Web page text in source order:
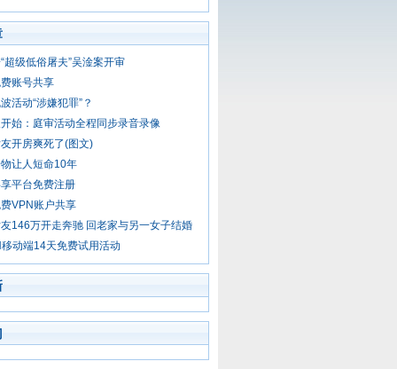
超级低俗屠夫”吴淦案开审
账号共享
活动“涉嫌犯罪”？
始：庭审活动全程同步录音录像
开房爽死了(图文)
让人短命10年
平台免费注册
VPN账户共享
146万开走奔驰 回老家与另一女子结婚
动端14天免费试用活动